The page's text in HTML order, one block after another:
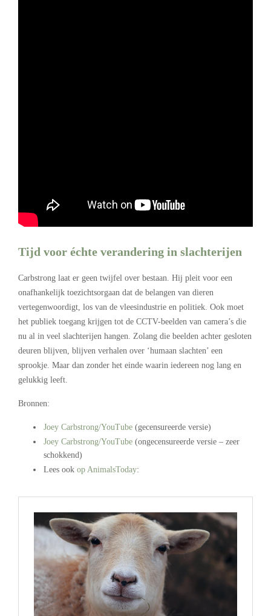
Tijd voor échte verandering in slachterijen
Carbstrong laat er geen twijfel over bestaan. Hij pleit voor een
onafhankelijk toezichtsorgaan dat de belangen van dieren
vertegenwoordigt, los van de vleesindustrie en politiek. Ook moet
het publiek toegang krijgen tot de CCTV-beelden van camera’s die
nu al in veel slachterijen hangen. Zolang die beelden achter gesloten
deuren blijven, blijven verhalen over ‘humaan slachten’ een
sprookje. Maar dan zonder het einde waarin iedereen nog lang en
gelukkig leeft.
Bronnen:
Joey Carbstrong/YouTube (gecensureerde versie)
Joey Carbstrong/YouTube (ongecensureerde versie – zeer
schokkend)
Lees ook op AnimalsToday: